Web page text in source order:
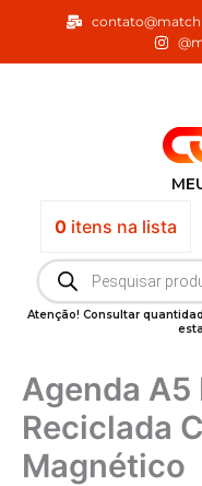
o
0itens na lista
Pesquisar
produtos
Atenção! Consultar
Agenda A5
Reciclada
Magnético